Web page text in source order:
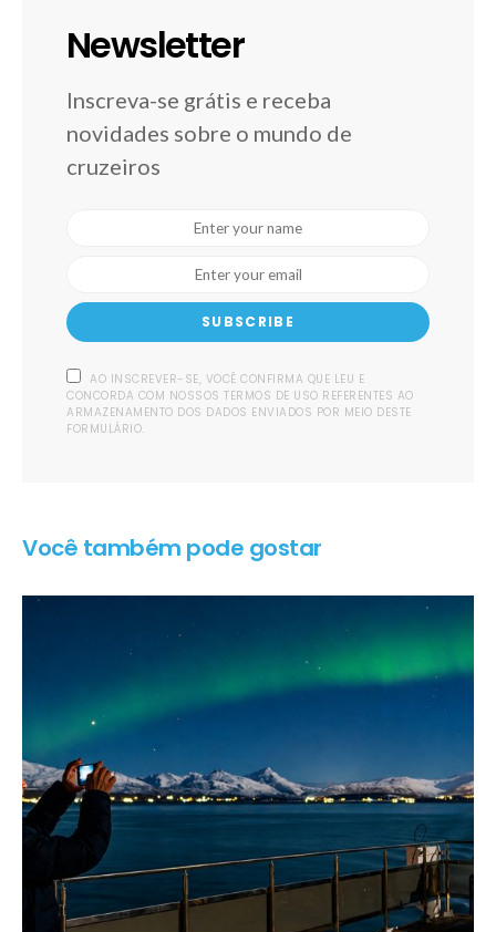
Newsletter
Inscreva-se grátis e receba
novidades sobre o mundo de
cruzeiros
SUBSCRIBE
AO INSCREVER-SE, VOCÊ CONFIRMA QUE LEU E
CONCORDA COM NOSSOS TERMOS DE USO REFERENTES AO
ARMAZENAMENTO DOS DADOS ENVIADOS POR MEIO DESTE
FORMULÁRIO.
Você também pode gostar